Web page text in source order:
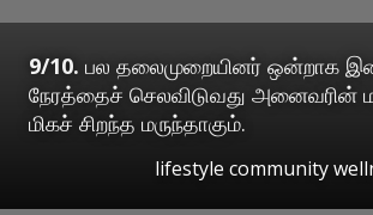
9/10. பல தலைமுறையினர் ஒன்றாக
நேரத்தைச் செலவிடுவது அனைவரின்
மிகச் சிறந்த மருந்தாகும்.
lifestyle community